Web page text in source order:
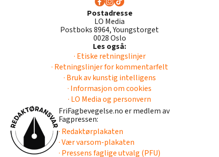
Postadresse
LO Media
Postboks 8964, Youngstorget
0028 Oslo
Les også:
· Etiske retningslinjer
· Retningslinjer for kommentarfelt
· Bruk av kunstig intelligens
· Informasjon om cookies
· LO Media og personvern
FriFagbevegelse.no er medlem av
Fagpressen:
· Redaktørplakaten
· Vær varsom-plakaten
· Pressens faglige utvalg (PFU)